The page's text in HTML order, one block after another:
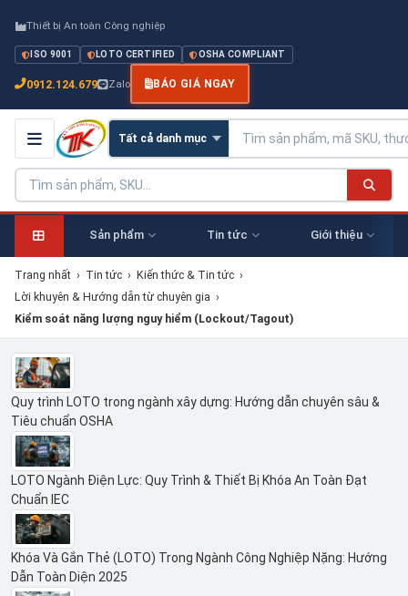
Thiết bị An toàn Công nghiệp
ISO 9001 LOTO CERTIFIED OSHA COMPLIANT
0912.124.679 Zalo BÁO GIÁ NGAY
Sản phẩm Tin tức Giới thiệu
Trang nhất › Tin tức › Kiến thức & Tin tức ›
Lời khuyên & Hướng dẫn từ chuyên gia ›
Kiểm soát năng lượng nguy hiểm (Lockout/Tagout)
Quy trình LOTO trong ngành xây dựng: Hướng dẫn chuyên sâu &
Tiêu chuẩn OSHA
LOTO Ngành Điện Lực: Quy Trình & Thiết Bị Khóa An Toàn Đạt
Chuẩn IEC
Khóa Và Gắn Thẻ (LOTO) Trong Ngành Công Nghiệp Nặng: Hướng
Dẫn Toàn Diện 2025